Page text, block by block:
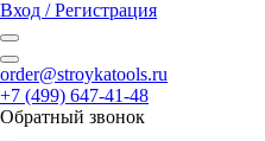
Вход / Регистрация
order@stroykatools.ru
+7 (499) 647-41-48
Обратный звонок